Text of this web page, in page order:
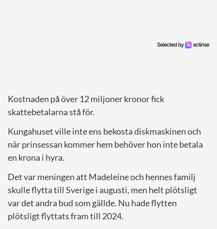
Kostnaden på över 12 miljoner kronor fick
skattebetalarna stå för.
Kungahuset ville inte ens bekosta diskmaskinen och
när prinsessan kommer hem behöver hon inte betala
en krona i hyra.
Det var meningen att Madeleine och hennes familj
skulle flytta till Sverige i augusti, men helt plötsligt
var det andra bud som gällde. Nu hade flytten
plötsligt flyttats fram till 2024.